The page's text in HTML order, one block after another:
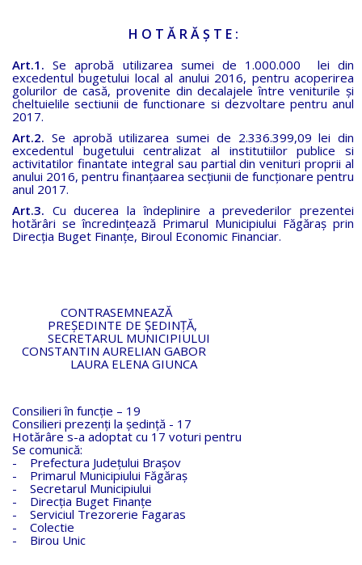
H O T Ă R Ă Ş T E :
Art.1. Se aprobă utilizarea sumei de 1.000.000 lei din
excedentul bugetului local al anului 2016, pentru acoperirea
golurilor de casă, provenite din decalajele între veniturile și
cheltuielile sectiunii de functionare si dezvoltare pentru anul
2017.
Art.2. Se aprobă utilizarea sumei de 2.336.399,09 lei din
excedentul bugetului centralizat al institutiilor publice si
activitatilor finantate integral sau partial din venituri proprii al
anului 2016, pentru finanțaarea secțiunii de funcționare pentru
anul 2017.
Art.3. Cu ducerea la îndeplinire a prevederilor prezentei
hotărâri se încredinţează Primarul Municipiului Făgăraş prin
Direcţia Buget Finanţe, Biroul Economic Financiar.
CONTRASEMNEAZĂ
PREŞEDINTE DE ŞEDINŢĂ,
SECRETARUL MUNICIPIULUI
CONSTANTIN AURELIAN GABOR
LAURA ELENA GIUNCA
Consilieri în funcție – 19
Consilieri prezenți la ședință - 17
Hotărâre s-a adoptat cu 17 voturi pentru
Se comunică:
- Prefectura Judeţului Braşov
- Primarul Municipiului Făgăraş
- Secretarul Municipiului
- Direcţia Buget Finanţe
- Serviciul Trezorerie Fagaras
- Colectie
- Birou Unic